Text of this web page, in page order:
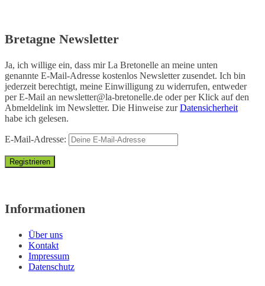
Bretagne Newsletter
Ja, ich willige ein, dass mir La Bretonelle an meine unten
genannte E-Mail-Adresse kostenlos Newsletter zusendet. Ich bin
jederzeit berechtigt, meine Einwilligung zu widerrufen, entweder
per E-Mail an newsletter@la-bretonelle.de oder per Klick auf den
Abmeldelink im Newsletter. Die Hinweise zurDatensicherheit
habe ich gelesen.
E-Mail-Adresse:
Informationen
Über uns
Kontakt
Impressum
Datenschutz